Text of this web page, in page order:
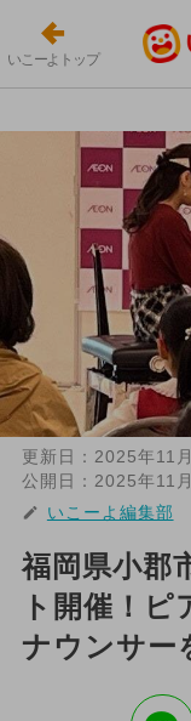
いこーよトップ
更新日： 2025年11
公開日： 2025年11
いこーよ編集部
福岡県小郡
ト開催！
ナウンサー